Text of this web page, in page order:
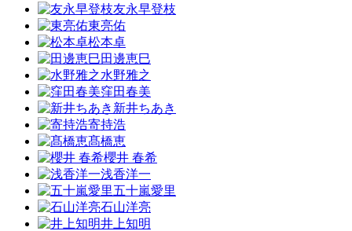
友永早登枝
東亮佑
松本卓
田邊恵巳
水野雅之
窪田春美
新井ちあき
寄持浩
髙橋恵
櫻井 春希
浅香洋一
五十嵐愛里
石山洋亮
井上知明